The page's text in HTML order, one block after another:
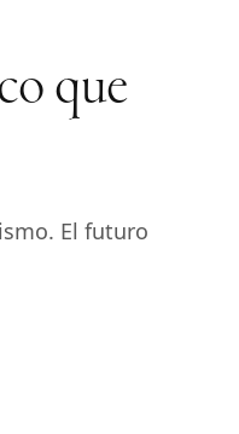
que
El futuro